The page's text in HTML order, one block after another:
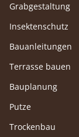
Grabgestaltung
Insektenschutz
Bauanleitungen
Terrasse bauen
Bauplanung
Putze
Trockenbau